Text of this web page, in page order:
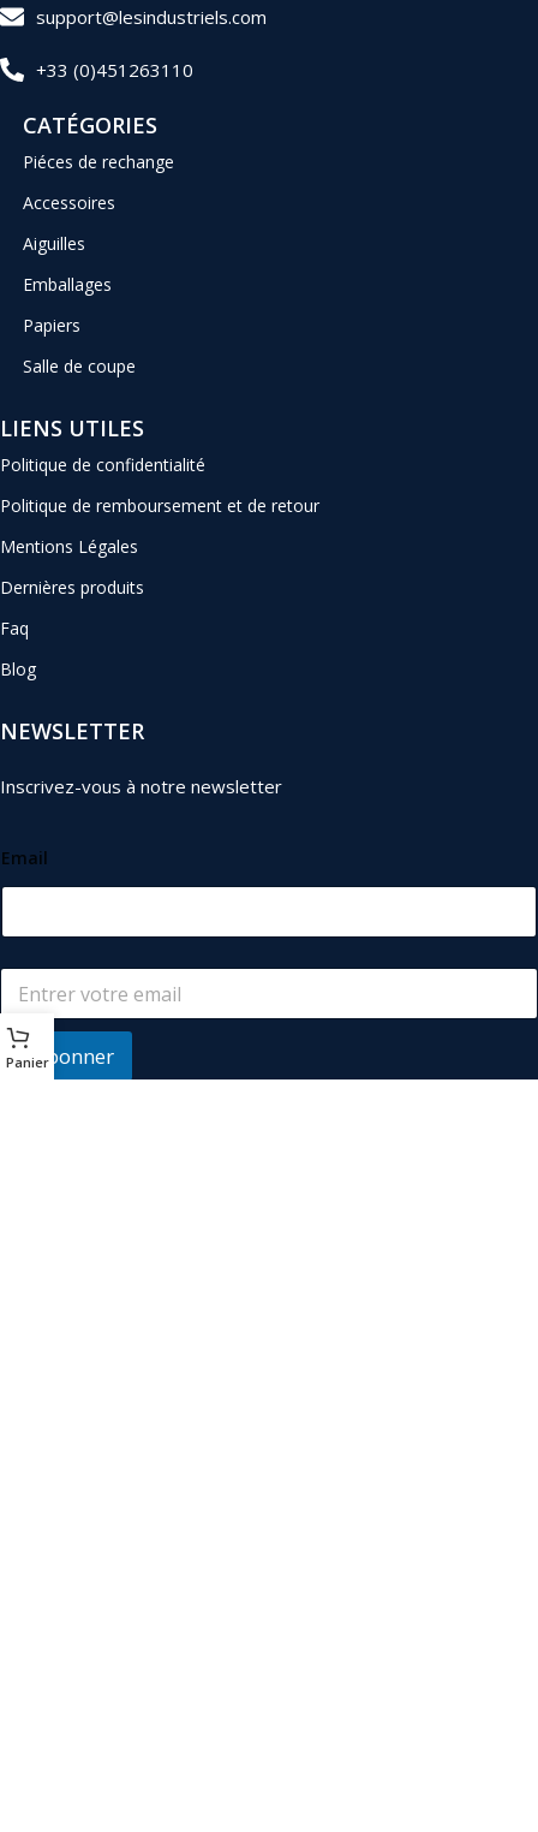
support@lesindustriels.com
+33 (0)451263110
CATÉGORIES
Piéces de rechange
Accessoires
Aiguilles
Emballages
Papiers
Salle de coupe
LIENS UTILES
Politique de confidentialité
Politique de remboursement et de retour
Mentions Légales
Dernières produits
Faq
Blog
NEWSLETTER
Inscrivez-vous à notre newsletter
Email
S'abonner
Panier